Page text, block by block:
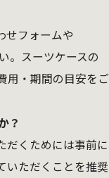
せフォームや
。スーツケースの
用・期間の目安をご
？
だくためには事前に
いただくことを推奨